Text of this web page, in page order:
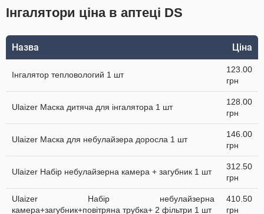
Інгалятори ціна в аптеці DS
Назва Ціна
Інгалятор тепловологий 1 шт
123.00
грн
Ulaizer Маска дитяча для інгалятора 1 шт
128.00
грн
Ulaizer Маска для небулайзера доросла 1 шт
146.00
грн
Ulaizer Набір небулайзерна камера + загубник 1 шт
312.50
грн
Ulaizer Набір небулайзерна
камера+загубник+повітряна трубка+ 2 фільтри 1 шт
410.50
грн